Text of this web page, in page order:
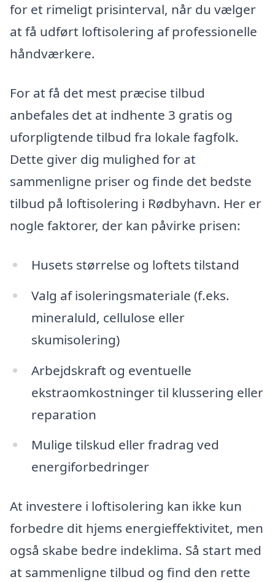
for et rimeligt prisinterval, når du vælger
at få udført loftisolering af professionelle
håndværkere.
For at få det mest præcise tilbud
anbefales det at indhente 3 gratis og
uforpligtende tilbud fra lokale fagfolk.
Dette giver dig mulighed for at
sammenligne priser og finde det bedste
tilbud på loftisolering i Rødbyhavn. Her er
nogle faktorer, der kan påvirke prisen:
Husets størrelse og loftets tilstand
Valg af isoleringsmateriale (f.eks.
mineraluld, cellulose eller
skumisolering)
Arbejdskraft og eventuelle
ekstraomkostninger til klussering eller
reparation
Mulige tilskud eller fradrag ved
energiforbedringer
At investere i loftisolering kan ikke kun
forbedre dit hjems energieffektivitet, men
også skabe bedre indeklima. Så start med
at sammenligne tilbud og find den rette